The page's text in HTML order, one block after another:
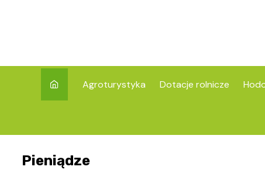
Agroturystyka Dotacje rolnicze
Pieniądze